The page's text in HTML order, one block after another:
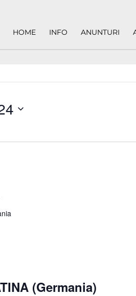
HOME INFO ANUNTURI
(Germania)